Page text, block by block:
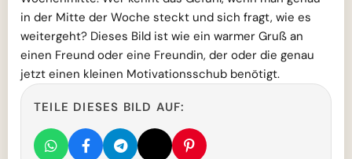
in der Mitte der Woche steckt und sich fragt, wie es
weitergeht? Dieses Bild ist wie ein warmer Gruß an
einen Freund oder eine Freundin, der oder die genau
jetzt einen kleinen Motivationsschub benötigt.
TEILE DIESES BILD AUF: